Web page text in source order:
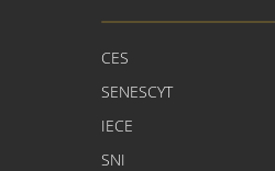
CES
SENESCYT
IECE
SNI